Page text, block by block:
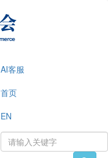
AI客服
首页
EN